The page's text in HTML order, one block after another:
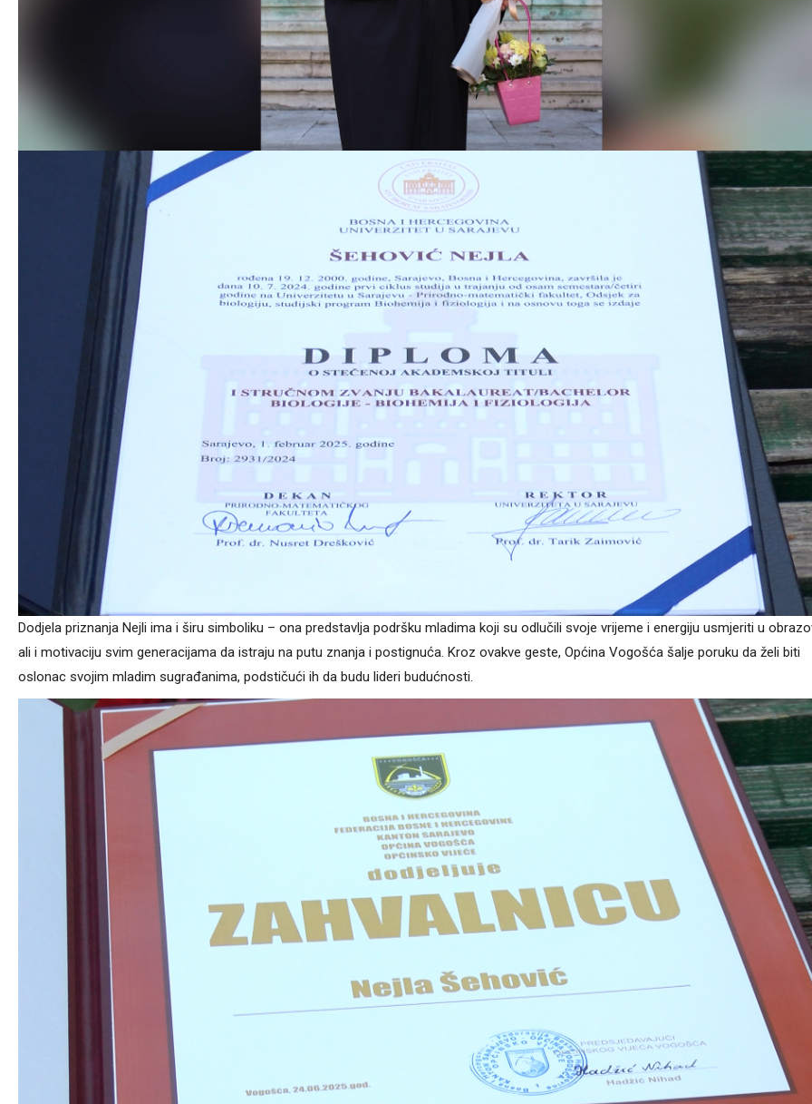
Dodjela priznanja Nejli ima i širu simboliku – ona predstavlja podršku mladima koji su odlučili svoje vrijeme i energiju usmjeriti u
ali i motivaciju svim generacijama da istraju na putu znanja i postignuća. Kroz ovakve geste, Općina Vogošća šalje poruku da želi biti
oslonac svojim mladim sugrađanima, podstičući ih da budu lideri budućnosti.